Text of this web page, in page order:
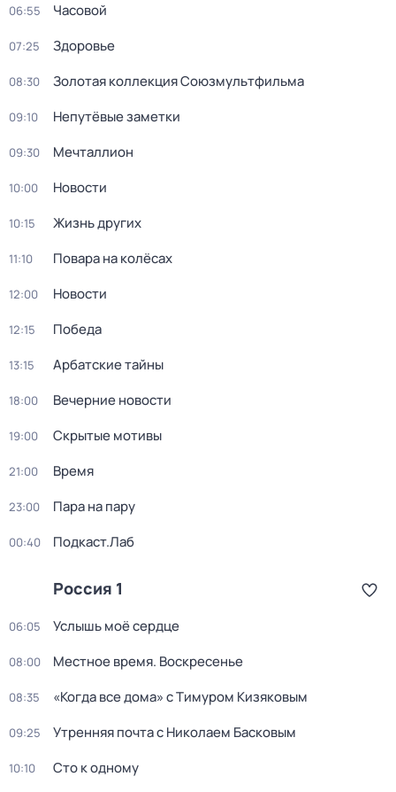
06:55 Часовой
07:25 Здоровье
08:30 Золотая коллекция Союзмультфильма
09:10 Непутёвые заметки
09:30 Мечталлион
10:00 Новости
10:15 Жизнь других
11:10 Повара на колёсах
12:00 Новости
12:15 Победа
13:15 Арбатские тайны
18:00 Вечерние новости
19:00 Скрытые мотивы
21:00 Время
23:00 Пара на пару
00:40 Подкаст.Лаб
Россия 1
06:05 Услышь моё сердце
08:00 Местное время. Воскресенье
08:35 «Когда все дома» с Тимуром Кизяковым
09:25 Утренняя почта с Николаем Басковым
10:10 Сто к одному